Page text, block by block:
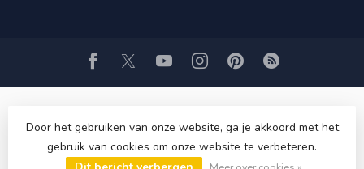
© Copyright 2026 TandenborstelOutlet™- Powered by
Door het gebruiken van onze website, ga je akkoord met het
gebruik van cookies om onze website te verbeteren.